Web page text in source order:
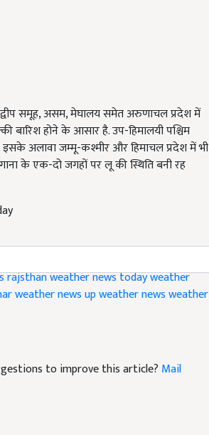
समूह, असम, मेघालय समेत अरुणाचल प्रदेश में
बारिश होने के आसार है. उप-हिमालयी पश्चिम
इसके अलावा जम्मू-कश्मीर और हिमाचल प्रदेश में भी
के एक-दो जगहों पर लू की स्थिति बनी रह
rajsthan weather newstoday weather
weather newsup weather newsweather
to improve this article? Mail